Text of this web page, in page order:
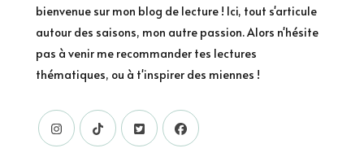
bienvenue sur mon blog de lecture ! Ici, tout s'articule
autour des saisons, mon autre passion. Alors n'hésite
pas à venir me recommander tes lectures
thématiques, ou à t'inspirer des miennes !